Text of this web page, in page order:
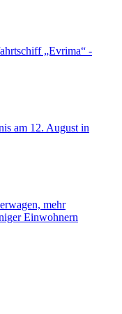
„Evrima“ -
am 12. August in
mehr
Einwohnern